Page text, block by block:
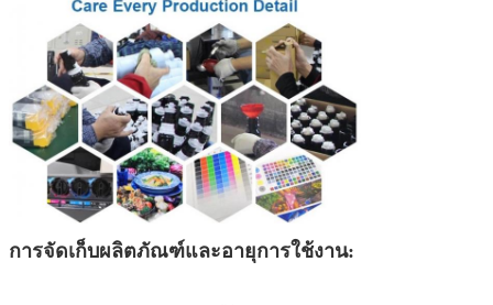
การจัดเก็บผลิตภัณฑ์และอายุการใช้งาน: